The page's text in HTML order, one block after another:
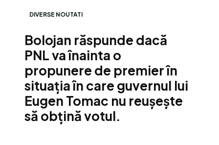
DIVERSE NOUTATI
Bolojan răspunde dacă
PNL va înainta o
propunere de premier în
situația în care guvernul lui
Eugen Tomac nu reușește
să obțină votul.